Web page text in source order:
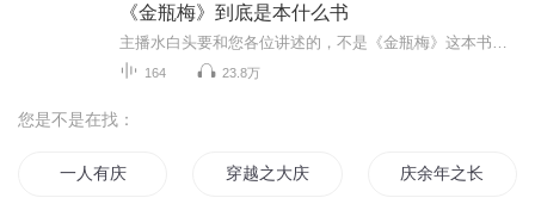
《金瓶梅》到底是本什么书
164 23.8万
您是不是在找：
一人有庆 穿越之大庆帝国 庆余年之长歌行